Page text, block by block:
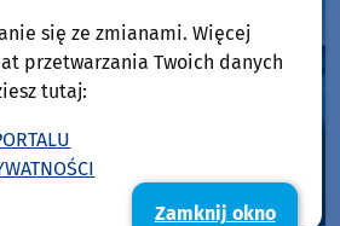
się ze zmianami. Więcej
przetwarzania Twoich danych
tutaj:
Zamknij okno